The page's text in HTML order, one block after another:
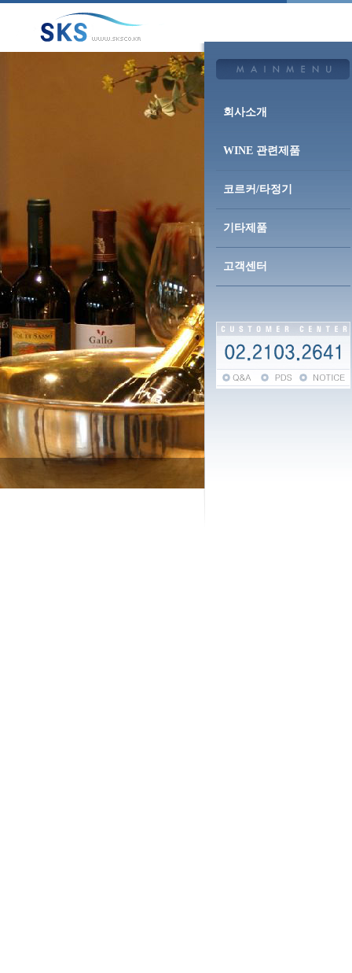
회사소개
WINE 관련제품
코르커/타정기
기타제품
고객센터